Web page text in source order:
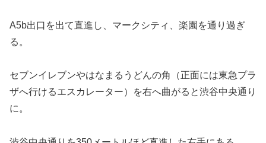
A5b出口を出て直進し、マークシティ、楽園を通り過ぎ
る。
セブンイレブンやはなまるうどんの角（正面には東急プラ
ザへ行けるエスカレーター）を右へ曲がると渋谷中央通り
に。